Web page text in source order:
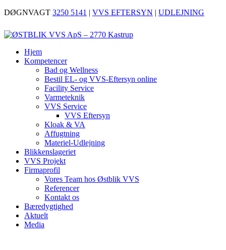
DØGNVAGT 3250 5141 | VVS EFTERSYN | UDLEJNING
Hjem
Kompetencer
Bad og Wellness
Bestil EL- og VVS-Eftersyn online
Facility Service
Varmeteknik
VVS Service
VVS Eftersyn
Kloak & VA
Affugtning
Materiel-Udlejning
Blikkenslageriet
VVS Projekt
Firmaprofil
Vores Team hos Østblik VVS
Referencer
Kontakt os
Bæredygtighed
Aktuelt
Media